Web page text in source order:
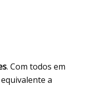
. Com todos em
a